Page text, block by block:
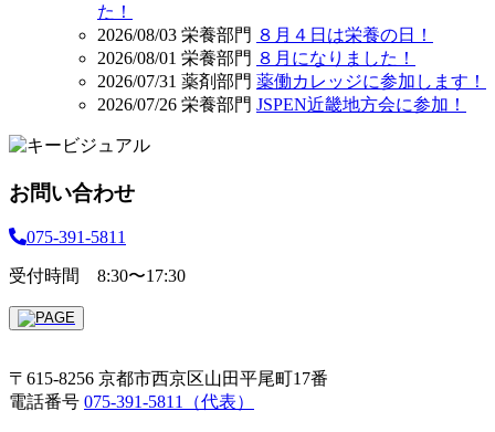
た！
2026/08/03 栄養部門 ８月４日は栄養の日！
2026/08/01 栄養部門 ８月になりました！
2026/07/31 薬剤部門 薬働カレッジに参加します！
2026/07/26 栄養部門 JSPEN近畿地方会に参加！
お問い合わせ
075-391-5811
受付時間 8:30〜17:30
〒615-8256 京都市西京区山田平尾町17番
電話番号 075-391-5811（代表）